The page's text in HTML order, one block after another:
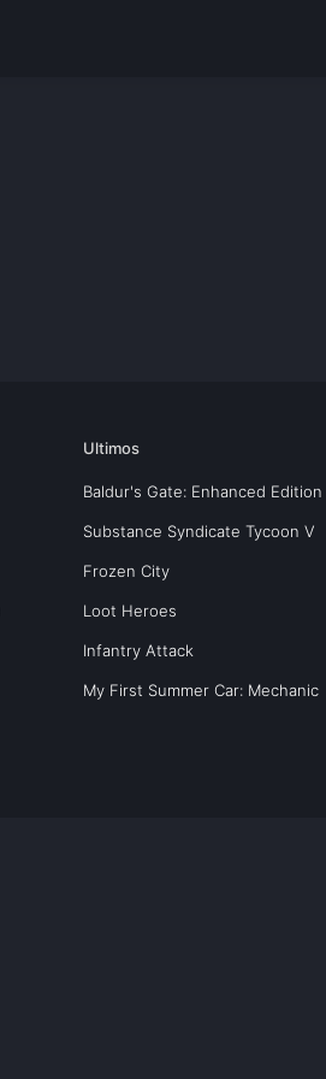
Ultimos
Baldur's Gate: Enhanced Edition
Substance Syndicate Tycoon V
Frozen City
Loot Heroes
Infantry Attack
My First Summer Car: Mechanic